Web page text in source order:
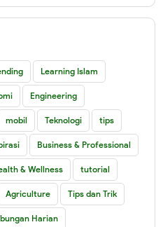
Learning Islam
Engineering
mobil Teknologi tips
Business & Professional
& Wellness tutorial
Agriculture Tips dan Trik
Harian